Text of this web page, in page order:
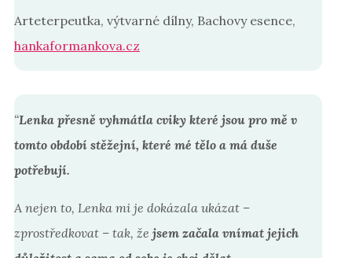
Arteterpeutka, výtvarné dílny, Bachovy esence,
hankaformankova.cz
“Lenka přesně vyhmátla cviky které jsou pro mě v
tomto období stěžejní, které mé tělo a má duše
potřebují.
A nejen to, Lenka mi je dokázala ukázat –
zprostředkovat – tak, že jsem začala vnímat jejich